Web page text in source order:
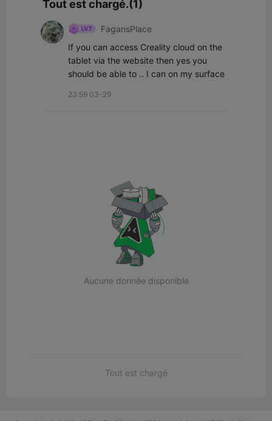
Tout est chargé.(1)
FagansPlace
If you can access Creality cloud on the
tablet via the website then yes you
should be able to .. I can on my surface
23:59 03-29
Aucune donnée disponible
Tout est chargé